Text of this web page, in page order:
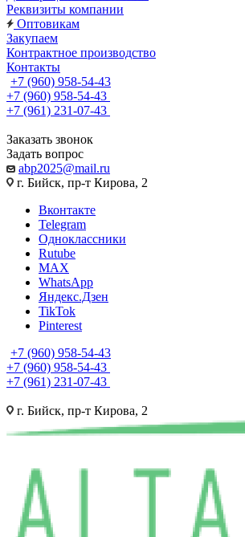
Реквизиты компании
Оптовикам
Закупаем
Контрактное производство
Контакты
+7 (960) 958-54-43
+7 (960) 958-54-43
+7 (961) 231-07-43
Заказать звонок
Задать вопрос
abp2025@mail.ru
г. Бийск, пр-т Кирова, 2
Вконтакте
Telegram
Одноклассники
Rutube
MAX
WhatsApp
Яндекс.Дзен
TikTok
Pinterest
+7 (960) 958-54-43
+7 (960) 958-54-43
+7 (961) 231-07-43
г. Бийск, пр-т Кирова, 2